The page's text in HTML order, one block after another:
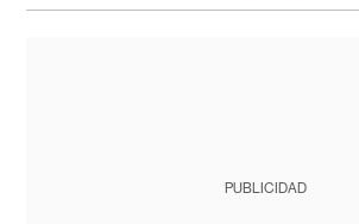
PUBLICIDAD